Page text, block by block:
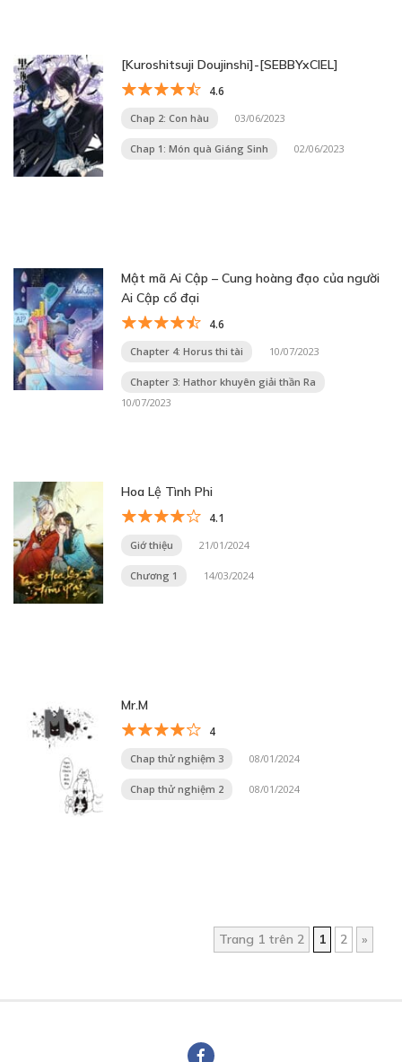
[Kuroshitsuji Doujinshi]-[SEBBYxCIEL]
4.6
Chap 2: Con hàu 03/06/2023
Chap 1: Món quà Giáng Sinh 02/06/2023
Mật mã Ai Cập – Cung hoàng đạo của người
Ai Cập cổ đại
4.6
Chapter 4: Horus thi tài 10/07/2023
Chapter 3: Hathor khuyên giải thần Ra
10/07/2023
Hoa Lệ Tình Phi
4.1
Giớ thiệu 21/01/2024
Chương 1 14/03/2024
Mr.M
4
Chap thử nghiệm 3 08/01/2024
Chap thử nghiệm 2 08/01/2024
Trang 1 trên 2 1 2 »